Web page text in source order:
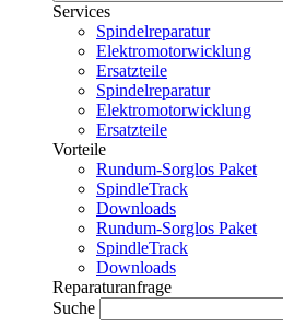
Services
Spindelreparatur
Elektromotorwicklung
Ersatzteile
Spindelreparatur
Elektromotorwicklung
Ersatzteile
Vorteile
Rundum-Sorglos Paket
SpindleTrack
Downloads
Rundum-Sorglos Paket
SpindleTrack
Downloads
Reparaturanfrage
Suche